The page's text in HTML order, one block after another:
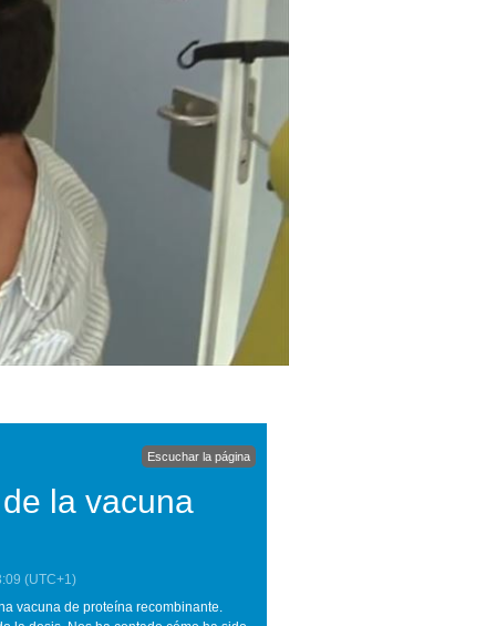
Escuchar la página
la vacuna
(UTC+1)
vacuna de proteína recombinante.